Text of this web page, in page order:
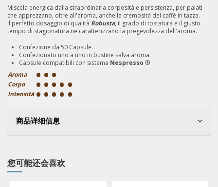
Miscela energica dalla straordinaria corposità e persistenza, per palati
che apprezzano, oltre all'aroma, anche la cremosità del caffè in tazza.
Il perfetto dosaggio di qualità Robusta, il grado di tostatura e il giusto
tempo di stagionatura ne caratterizzano la pregevolezza dell'aroma.
Confezione da 50 Capsule.
Confezionato uno a uno in bustine salva aroma.
Capsule compatibili con sistema Nespresso ®
Aroma
•••
Corpo •••••
Intensità •••••
商品详细信息
您可能还会喜欢